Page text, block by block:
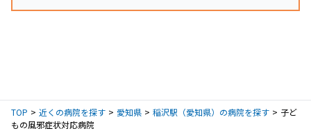
TOP 近くの病院を探す 愛知県 稲沢駅（愛知県）の病院を探す
子ど
もの風邪症状対応病院